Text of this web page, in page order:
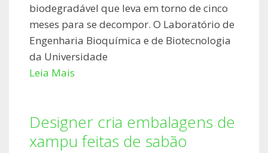
biodegradável que leva em torno de cinco
meses para se decompor. O Laboratório de
Engenharia Bioquímica e de Biotecnologia
da Universidade
Leia Mais
Designer cria embalagens de
xampu feitas de sabão